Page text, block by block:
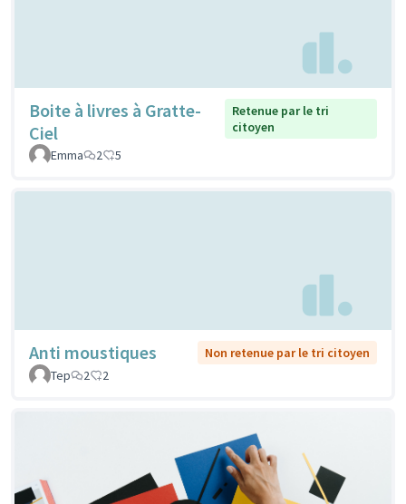
Boite à livres à Gratte-
Ciel
Retenue par le tri
citoyen
Emma
2 5
Anti moustiques
Non retenue par le tri citoyen
Tep
2 2